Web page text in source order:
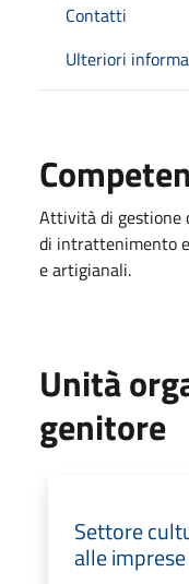
Contatti
Ulteriori
Attività di gestione
di intrattenimento
e artigianali.
Unità
genitore
Settore
alle imprese